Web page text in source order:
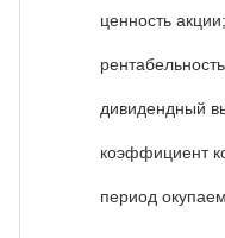
ценность акции;
дивидендный
коэффициент
период